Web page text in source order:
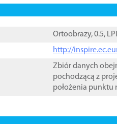
Ortoobrazy, 0.5,
http://
Zbiór danych
pochodzącą z
położenia punktu